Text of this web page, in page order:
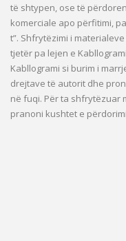
të shtypen, ose të
komerciale apo përfitimi,
t”. Shfrytëzimi i
tjetër pa lejen e
Kabllogrami si burim i
drejtave të autorit dhe
në fuqi. Për ta shfrytëzuar
pranoni kushtet e